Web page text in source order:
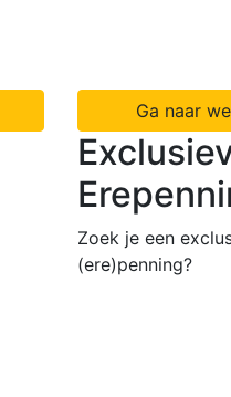
Ga naar
Zoek je een
(ere)penning?